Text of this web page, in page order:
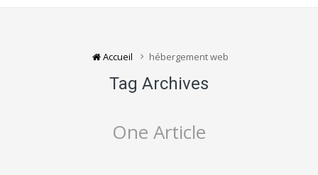
Accueil hébergement web
Tag Archives
One Article